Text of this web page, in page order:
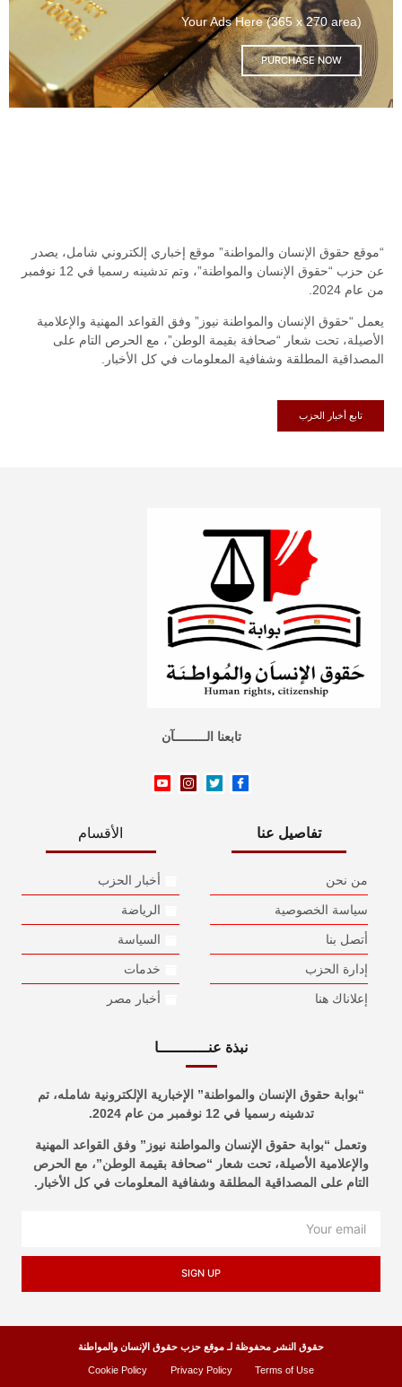
Your Ads Here (365 x 270 area)
PURCHASE NOW
“موقع حقوق الإنسان والمواطنة” موقع إخباري إلكتروني شامل، يصدر
عن حزب “حقوق الإنسان والمواطنة”، وتم تدشينه رسميا في 12 نوفمبر
من عام 2024.
يعمل “حقوق الإنسان والمواطنة نيوز” وفق القواعد المهنية والإعلامية
الأصيلة، تحت شعار “صحافة بقيمة الوطن”، مع الحرص التام على
المصداقية المطلقة وشفافية المعلومات في كل الأخبار.
تابع أخبار الحزب
تابعنا الـــــــــآن
تفاصيل عنا
من نحن
سياسة الخصوصية
أتصل بنا
إدارة الحزب
إعلاناك هنا
الأقسام
أخبار الحزب
الرياضة
السياسة
خدمات
أخبار مصر
نبذة عنـــــــــــا
“بوابة حقوق الإنسان والمواطنة” الإخبارية الإلكترونية شامله، تم
تدشينه رسميا في 12 نوفمبر من عام 2024.
وتعمل “بوابة حقوق الإنسان والمواطنة نيوز” وفق القواعد المهنية
والإعلامية الأصيلة، تحت شعار “صحافة بقيمة الوطن”، مع الحرص
التام على المصداقية المطلقة وشفافية المعلومات في كل الأخبار.
SIGN UP
حقوق النشر محفوظة لـ موقع حزب حقوق الإنسان والمواطنة
Terms of Use
Privacy Policy
Cookie Policy